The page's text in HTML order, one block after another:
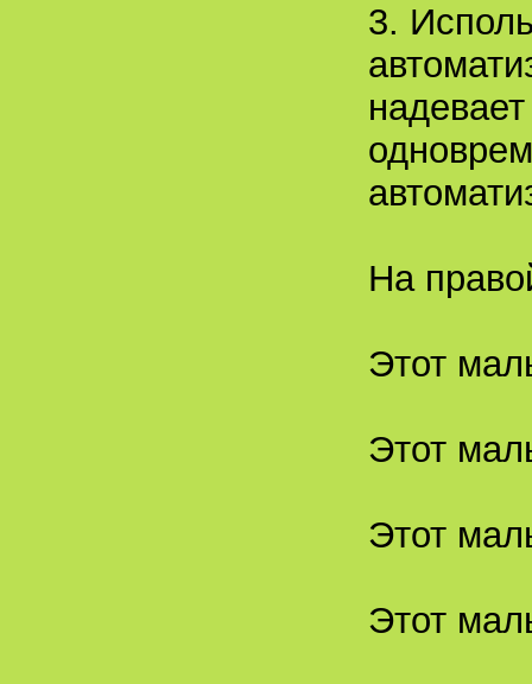
3.
На
Этот
Этот
Этот
Этот